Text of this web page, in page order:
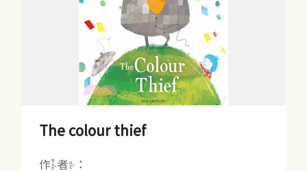
The colour thief
作者：